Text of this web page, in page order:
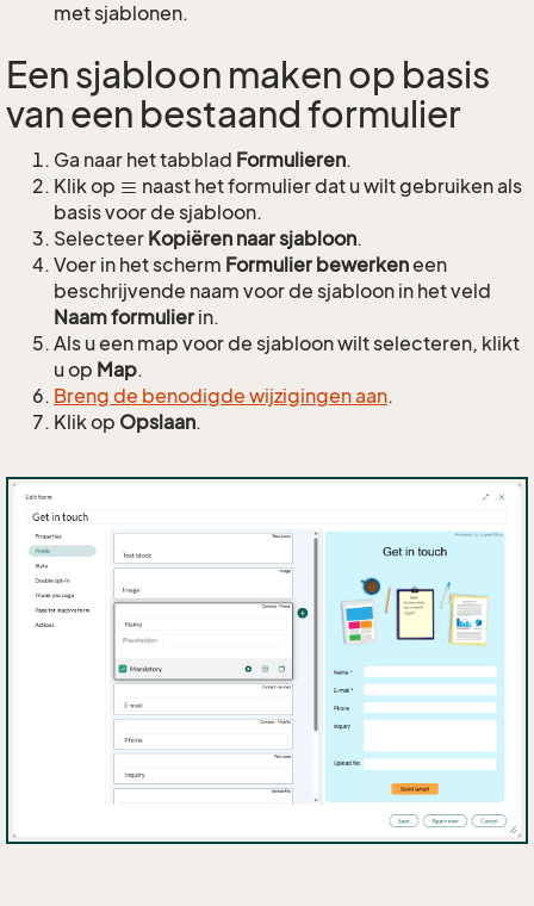
met sjablonen.
Een sjabloon maken op basis
van een bestaand formulier
Ga naar het tabblad Formulieren.
Klik op
naast het formulier dat u wilt gebruiken als
basis voor de sjabloon.
Selecteer Kopiëren naar sjabloon.
Voer in het scherm Formulier bewerkeneen
beschrijvende naam voor de sjabloon in het veld
Naam formulier in.
Als u een map voor de sjabloon wilt selecteren, klikt
u op Map.
Breng de benodigde wijzigingen aan.
Klik op Opslaan.